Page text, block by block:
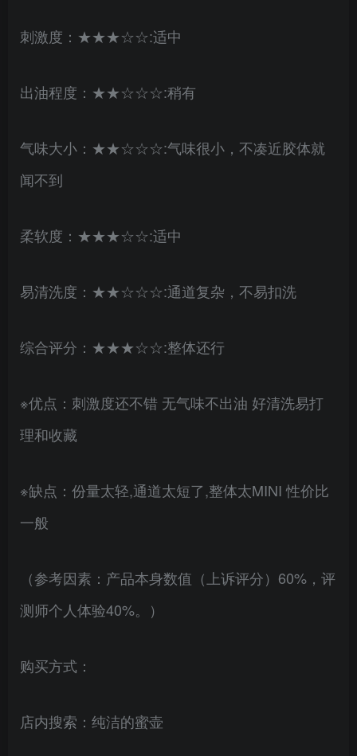
刺激度：★★★☆☆:适中
出油程度：★★☆☆☆:稍有
气味大小：★★☆☆☆:气味很小，不凑近胶体就
闻不到
柔软度：★★★☆☆:适中
易清洗度：★★☆☆☆:通道复杂，不易扣洗
综合评分：★★★☆☆:整体还行
※优点：刺激度还不错 无气味不出油 好清洗易打
理和收藏
※缺点：份量太轻,通道太短了,整体太MINI 性价比
一般
（参考因素：产品本身数值（上诉评分）60%，评
测师个人体验40%。）
购买方式：
店内搜索：纯洁的蜜壶